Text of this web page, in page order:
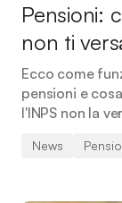
Pensioni:
non ti
Ecco come
pensioni e
l'INPS non la
News